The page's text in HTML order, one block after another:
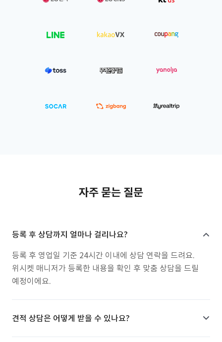
자주 묻는 질문
등록 후 상담까지 얼마나 걸리나요?
등록 후 영업일 기준 24시간 이내에 상담 연락을 드려요.
위시켓 매니저가 등록한 내용을 확인 후 맞춤 상담을 드릴
예정이에요.
견적 상담은 어떻게 받을 수 있나요?